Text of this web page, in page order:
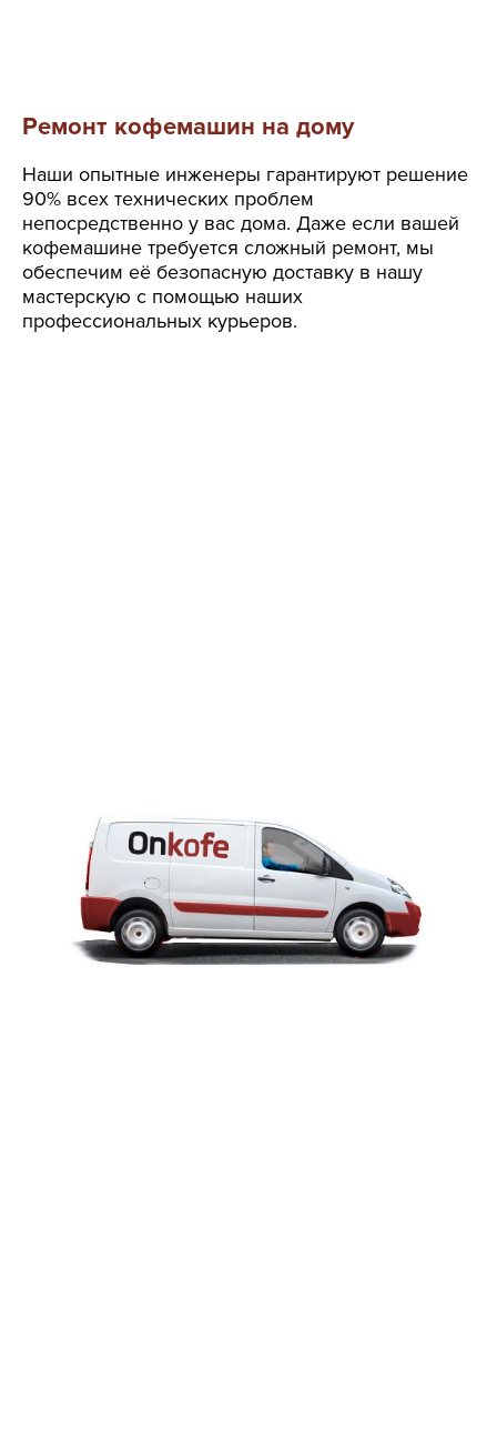
Ремонт кофемашин на дому
Наши опытные инженеры гарантируют решение
90% всех технических проблем
непосредственно у вас дома. Даже если вашей
кофемашине требуется сложный ремонт, мы
обеспечим её безопасную доставку в нашу
мастерскую с помощью наших
профессиональных курьеров.